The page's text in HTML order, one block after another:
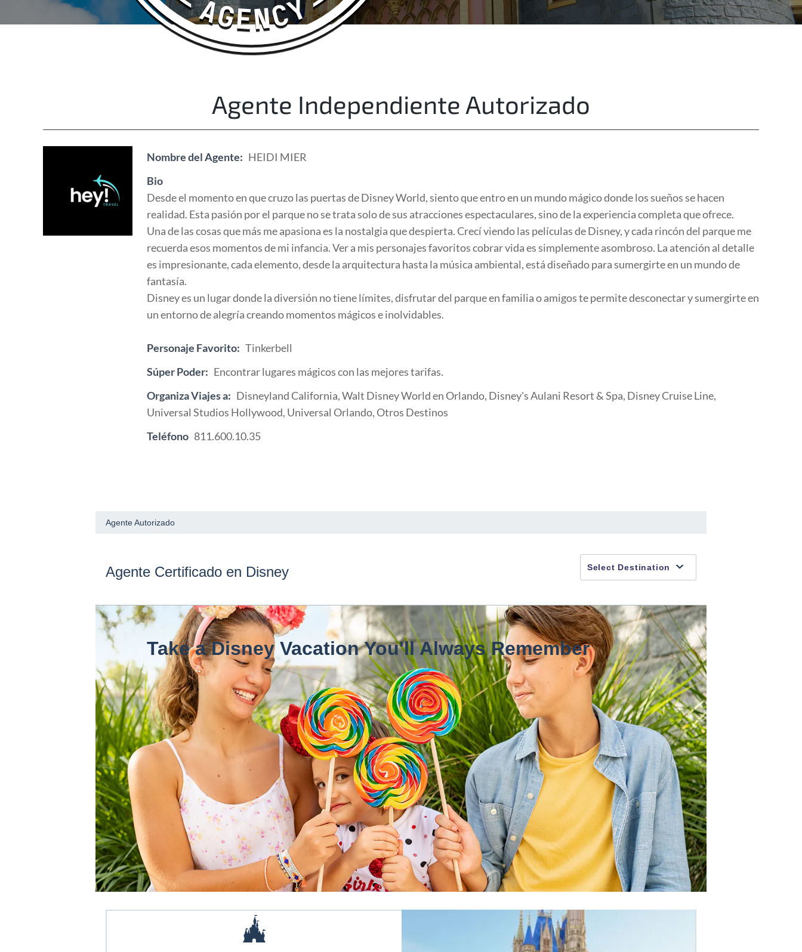
Agente Independiente Autorizado
Nombre del Agente: HEIDI MIER
Bio
Desde el momento en que cruzo las puertas de Disney World, siento que entro en un mundo mágico donde los sueños se hacen
realidad. Esta pasión por el parque no se trata solo de sus atracciones espectaculares, sino de la experiencia completa que ofrece.
Una de las cosas que más me apasiona es la nostalgia que despierta. Crecí viendo las películas de Disney, y cada rincón del parque me
recuerda esos momentos de mi infancia. Ver a mis personajes favoritos cobrar vida es simplemente asombroso. La atención al detalle
es impresionante, cada elemento, desde la arquitectura hasta la música ambiental, está diseñado para sumergirte en un mundo de
fantasía.
Disney es un lugar donde la diversión no tiene límites, disfrutar del parque en familia o amigos te permite desconectar y sumergirte en
un entorno de alegría creando momentos mágicos e inolvidables.
Personaje Favorito: Tinkerbell
Súper Poder: Encontrar lugares mágicos con las mejores tarifas.
Organiza Viajes a: Disneyland California, Walt Disney World en Orlando, Disney's Aulani Resort & Spa, Disney Cruise Line,
Universal Studios Hollywood, Universal Orlando, Otros Destinos
Teléfono 811.600.10.35